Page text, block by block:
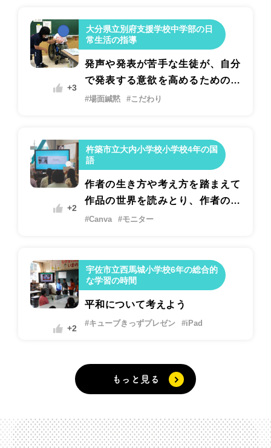
大分県立別府支援学校中学部の日
常生活の指導
+3
発声や発表が苦手な生徒が、自分
で発表する意欲を高めるための支
援
#場面緘黙 #こだわり
杵築市立大内小学校小学校4年の国
語
+2
作者の生き方や考え方を踏まえて
作品の世界を読みとり、作者の素
晴らしさを伝える記念館を開こ
#Canva #モニター
宇佐市立西馬城小学校6年の総合的
な学習の時間
+2
平和について考えよう
#キューブきっずプレゼン #iPad
もっと見る